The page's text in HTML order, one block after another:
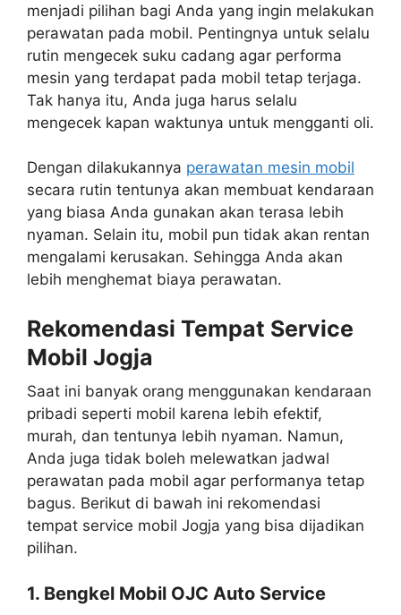
menjadi pilihan bagi Anda yang ingin melakukan
perawatan pada mobil. Pentingnya untuk selalu
rutin mengecek suku cadang agar performa
mesin yang terdapat pada mobil tetap terjaga.
Tak hanya itu, Anda juga harus selalu
mengecek kapan waktunya untuk mengganti oli.
Dengan dilakukannya perawatan mesin mobil
secara rutin tentunya akan membuat kendaraan
yang biasa Anda gunakan akan terasa lebih
nyaman. Selain itu, mobil pun tidak akan rentan
mengalami kerusakan. Sehingga Anda akan
lebih menghemat biaya perawatan.
Rekomendasi Tempat Service
Mobil Jogja
Saat ini banyak orang menggunakan kendaraan
pribadi seperti mobil karena lebih efektif,
murah, dan tentunya lebih nyaman. Namun,
Anda juga tidak boleh melewatkan jadwal
perawatan pada mobil agar performanya tetap
bagus. Berikut di bawah ini rekomendasi
tempat service mobil Jogja yang bisa dijadikan
pilihan.
1. Bengkel Mobil OJC Auto Service